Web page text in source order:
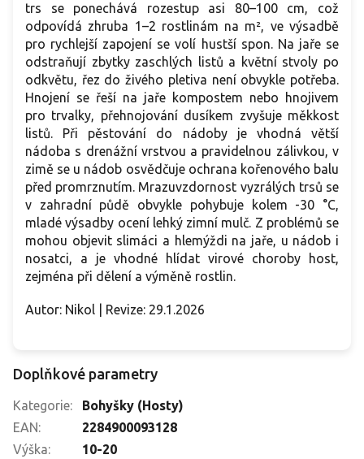
trs se ponechává rozestup asi 80–100 cm, což
odpovídá zhruba 1–2 rostlinám na m², ve výsadbě
pro rychlejší zapojení se volí hustší spon. Na jaře se
odstraňují zbytky zaschlých listů a květní stvoly po
odkvětu, řez do živého pletiva není obvykle potřeba.
Hnojení se řeší na jaře kompostem nebo hnojivem
pro trvalky, přehnojování dusíkem zvyšuje měkkost
listů. Při pěstování do nádoby je vhodná větší
nádoba s drenážní vrstvou a pravidelnou zálivkou, v
zimě se u nádob osvědčuje ochrana kořenového balu
před promrznutím. Mrazuvzdornost vyzrálých trsů se
v zahradní půdě obvykle pohybuje kolem -30 °C,
mladé výsadby ocení lehký zimní mulč. Z problémů se
mohou objevit slimáci a hlemýždi na jaře, u nádob i
nosatci, a je vhodné hlídat virové choroby host,
zejména při dělení a výměně rostlin.
Autor: Nikol | Revize: 29.1.2026
Doplňkové parametry
Kategorie:
Bohyšky (Hosty)
EAN:
2284900093128
Výška:
10-20